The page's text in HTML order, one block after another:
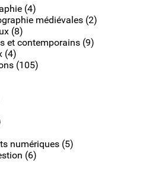
(4)
médiévales (2)
(8)
et contemporains (9)
(4)
(105)
numériques (5)
(6)